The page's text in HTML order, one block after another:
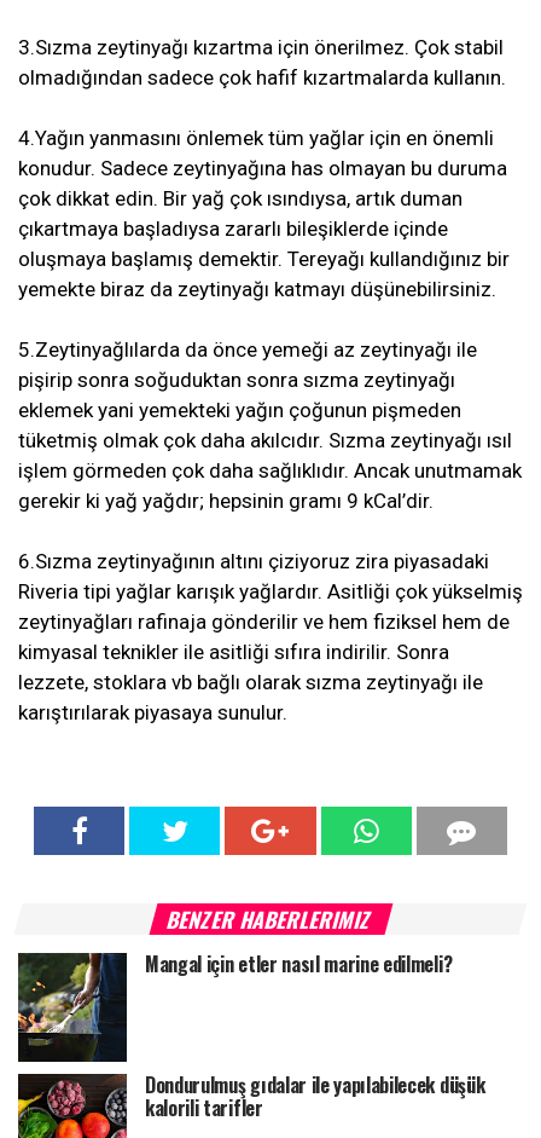
3.Sızma zeytinyağı kızartma için önerilmez. Çok stabil
olmadığından sadece çok hafif kızartmalarda kullanın.
4.Yağın yanmasını önlemek tüm yağlar için en önemli
konudur. Sadece zeytinyağına has olmayan bu duruma
çok dikkat edin. Bir yağ çok ısındıysa, artık duman
çıkartmaya başladıysa zararlı bileşiklerde içinde
oluşmaya başlamış demektir. Tereyağı kullandığınız bir
yemekte biraz da zeytinyağı katmayı düşünebilirsiniz.
5.Zeytinyağlılarda da önce yemeği az zeytinyağı ile
pişirip sonra soğuduktan sonra sızma zeytinyağı
eklemek yani yemekteki yağın çoğunun pişmeden
tüketmiş olmak çok daha akılcıdır. Sızma zeytinyağı ısıl
işlem görmeden çok daha sağlıklıdır. Ancak unutmamak
gerekir ki yağ yağdır; hepsinin gramı 9 kCal’dir.
6.Sızma zeytinyağının altını çiziyoruz zira piyasadaki
Riveria tipi yağlar karışık yağlardır. Asitliği çok yükselmiş
zeytinyağları rafinaja gönderilir ve hem fiziksel hem de
kimyasal teknikler ile asitliği sıfıra indirilir. Sonra
lezzete, stoklara vb bağlı olarak sızma zeytinyağı ile
karıştırılarak piyasaya sunulur.
BENZER HABERLERIMIZ
Mangal için etler nasıl marine edilmeli?
Dondurulmuş gıdalar ile yapılabilecek düşük
kalorili tarifler